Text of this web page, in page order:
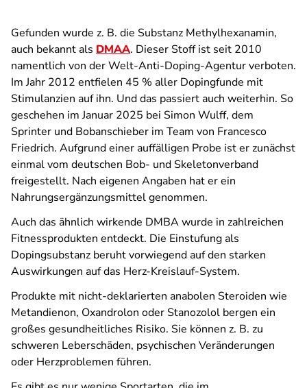
Gefunden wurde z. B. die Substanz Methylhexanamin,
auch bekannt als DMAA. Dieser Stoff ist seit 2010
namentlich von der Welt-Anti-Doping-Agentur verboten.
Im Jahr 2012 entfielen 45 % aller Dopingfunde mit
Stimulanzien auf ihn. Und das passiert auch weiterhin. So
geschehen im Januar 2025 bei Simon Wulff, dem
Sprinter und Bobanschieber im Team von Francesco
Friedrich. Aufgrund einer auffälligen Probe ist er zunächst
einmal vom deutschen Bob- und Skeletonverband
freigestellt. Nach eigenen Angaben hat er ein
Nahrungsergänzungsmittel genommen.
Auch das ähnlich wirkende DMBA wurde in zahlreichen
Fitnessprodukten entdeckt. Die Einstufung als
Dopingsubstanz beruht vorwiegend auf den starken
Auswirkungen auf das Herz-Kreislauf-System.
Produkte mit nicht-deklarierten anabolen Steroiden wie
Metandienon, Oxandrolon oder Stanozolol bergen ein
großes gesundheitliches Risiko. Sie können z. B. zu
schweren Leberschäden, psychischen Veränderungen
oder Herzproblemen führen.